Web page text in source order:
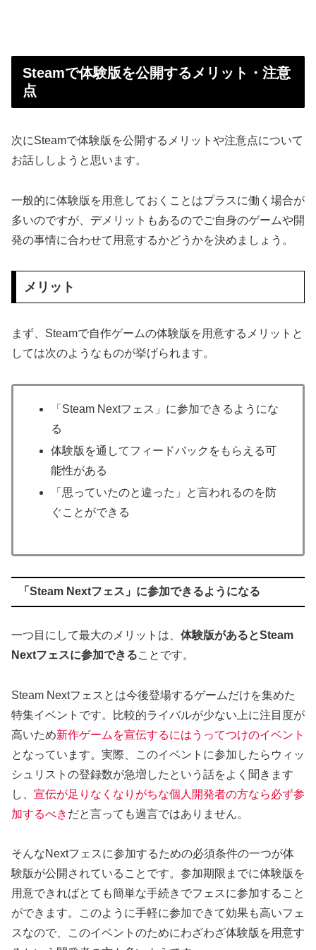
Steamで体験版を公開するメリット・注意
点
次にSteamで体験版を公開するメリットや注意点について
お話ししようと思います。
一般的に体験版を用意しておくことはプラスに働く場合が
多いのですが、デメリットもあるのでご自身のゲームや開
発の事情に合わせて用意するかどうかを決めましょう。
メリット
まず、Steamで自作ゲームの体験版を用意するメリットと
しては次のようなものが挙げられます。
「Steam Nextフェス」に参加できるようにな
る
体験版を通してフィードバックをもらえる可
能性がある
「思っていたのと違った」と言われるのを防
ぐことができる
「Steam Nextフェス」に参加できるようになる
一つ目にして最大のメリットは、 体験版があるとSteam
Nextフェスに参加できることです。
Steam Nextフェスとは今後登場するゲームだけを集めた
特集イベントです。比較的ライバルが少ない上に注目度が
高いため新作ゲームを宣伝するにはうってつけのイベント
となっています。実際、このイベントに参加したらウィッ
シュリストの登録数が急増したという話をよく聞きます
し、 宣伝が足りなくなりがちな個人開発者の方なら必ず参
加するべき だと言っても過言ではありません。
そんなNextフェスに参加するための必須条件の一つが体
験版が公開されていることです。参加期限までに体験版を
用意できればとても簡単な手続きでフェスに参加すること
ができます。このように手軽に参加できて効果も高いフェ
スなので、このイベントのためにわざわざ体験版を用意す